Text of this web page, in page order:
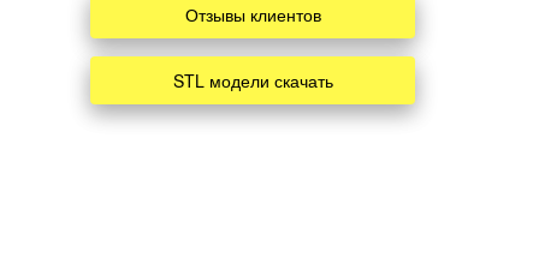
Отзывы клиентов
STL модели скачать